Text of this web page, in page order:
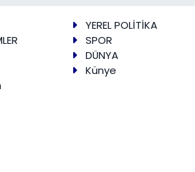
YEREL POLİTİKA
SPOR
DÜNYA
Künye